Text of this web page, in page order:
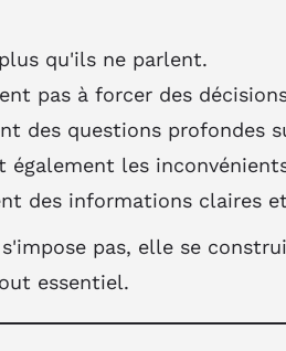
qu'ils ne parlent.
pas à forcer des
des questions profondes
également les
des informations claires
pas, elle se
essentiel.